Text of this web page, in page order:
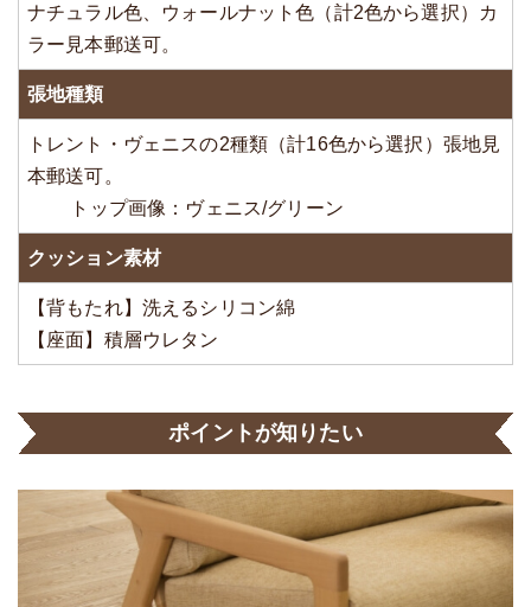
ナチュラル色、ウォールナット色（計2色から選択）カ
ラー見本郵送可。
張地種類
トレント・ヴェニスの2種類（計16色から選択）張地見
本郵送可。
トップ画像：ヴェニス/グリーン
クッション素材
【背もたれ】洗えるシリコン綿
【座面】積層ウレタン
ポイントが知りたい